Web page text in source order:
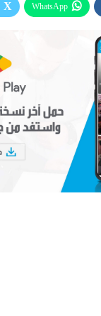
WhatsApp